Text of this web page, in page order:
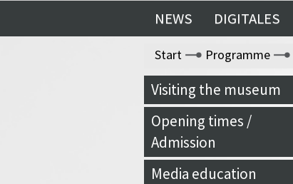
NEWS DIGITALES
Start Programme
Visiting the museum
Opening times /
Admission
Media education